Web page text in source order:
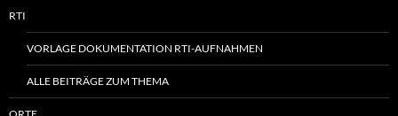
RTI
VORLAGE DOKUMENTATION RTI-AUFNAHMEN
ALLE BEITRÄGE ZUM THEMA